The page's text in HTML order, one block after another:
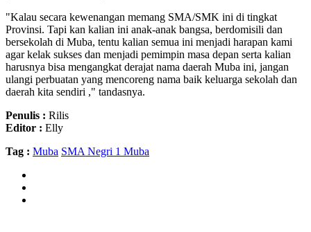
"Kalau secara kewenangan memang SMA/SMK ini di tingkat
Provinsi. Tapi kan kalian ini anak-anak bangsa, berdomisili dan
bersekolah di Muba, tentu kalian semua ini menjadi harapan kami
agar kelak sukses dan menjadi pemimpin masa depan serta kalian
harusnya bisa mengangkat derajat nama daerah Muba ini, jangan
ulangi perbuatan yang mencoreng nama baik keluarga sekolah dan
daerah kita sendiri ," tandasnya.
Penulis : Rilis
Editor : Elly
Tag : Muba SMA Negri 1 Muba